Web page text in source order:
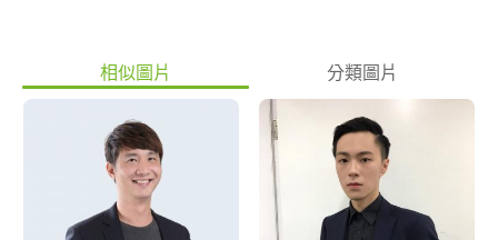
相似圖片 分類圖片